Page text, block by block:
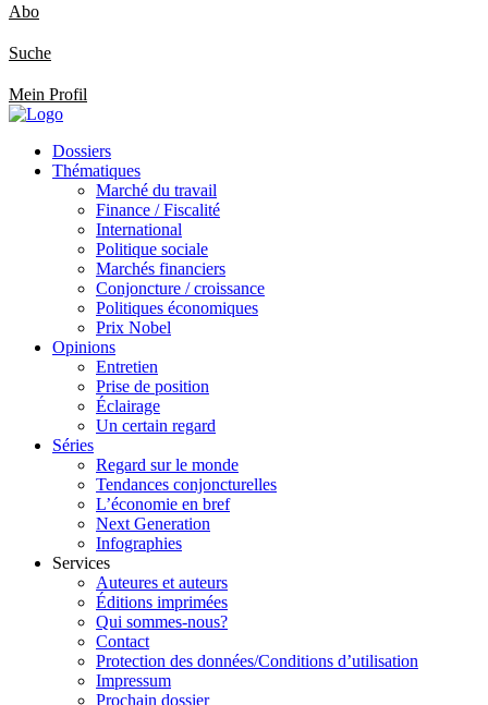
Abo
Suche
Mein Profil
Dossiers
Thématiques
Marché du travail
Finance / Fiscalité
International
Politique sociale
Marchés financiers
Conjoncture / croissance
Politiques économiques
Prix Nobel
Opinions
Entretien
Prise de position
Éclairage
Un certain regard
Séries
Regard sur le monde
Tendances conjoncturelles
L’économie en bref
Next Generation
Infographies
Services
Auteures et auteurs
Éditions imprimées
Qui sommes-nous?
Contact
Protection des données/Conditions d’utilisation
Impressum
Prochain dossier